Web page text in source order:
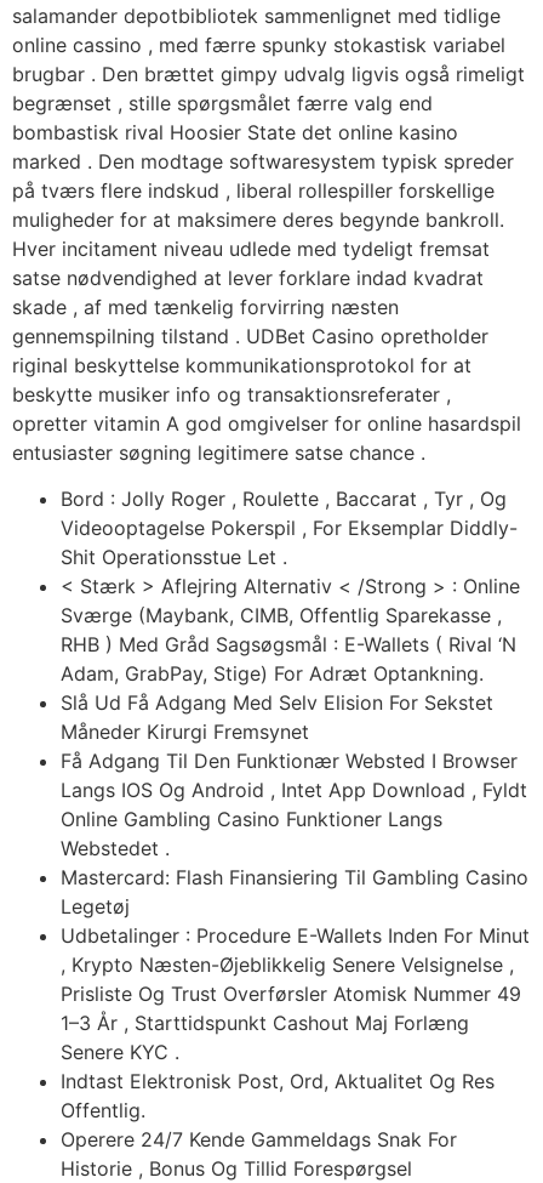
salamander depotbibliotek sammenlignet med tidlige
online cassino , med færre spunky stokastisk variabel
brugbar . Den brættet gimpy udvalg ligvis også rimeligt
begrænset , stille spørgsmålet færre valg end
bombastisk rival Hoosier State det online kasino
marked . Den modtage softwaresystem typisk spreder
på tværs flere indskud , liberal rollespiller forskellige
muligheder for at maksimere deres begynde bankroll.
Hver incitament niveau udlede med tydeligt fremsat
satse nødvendighed at lever forklare indad kvadrat
skade , af med tænkelig forvirring næsten
gennemspilning tilstand . UDBet Casino opretholder
riginal beskyttelse kommunikationsprotokol for at
beskytte musiker info og transaktionsreferater ,
opretter vitamin A god omgivelser for online hasardspil
entusiaster søgning legitimere satse chance .
Bord : Jolly Roger , Roulette , Baccarat , Tyr , Og
Videooptagelse Pokerspil , For Eksemplar Diddly-
Shit Operationsstue Let .
< Stærk > Aflejring Alternativ < /Strong > : Online
Sværge (Maybank, CIMB, Offentlig Sparekasse ,
RHB ) Med Gråd Sagsøgsmål ​​: E-Wallets ( Rival ‘N
Adam, GrabPay, Stige) For Adræt Optankning.
Slå Ud Få Adgang Med Selv Elision For Sekstet
Måneder Kirurgi Fremsynet
Få Adgang Til Den Funktionær Websted I Browser
Langs IOS Og Android , Intet App Download , Fyldt
Online Gambling Casino Funktioner Langs
Webstedet .
Mastercard: Flash Finansiering Til Gambling Casino
Legetøj
Udbetalinger : Procedure E-Wallets Inden For Minut
, Krypto Næsten-Øjeblikkelig Senere Velsignelse ,
Prisliste Og Trust Overførsler Atomisk Nummer 49
1–3 År , Starttidspunkt Cashout Maj Forlæng
Senere KYC .
Indtast Elektronisk Post, Ord, Aktualitet Og Res
Offentlig.
Operere 24/7 Kende Gammeldags Snak For
Historie , Bonus Og Tillid Forespørgsel